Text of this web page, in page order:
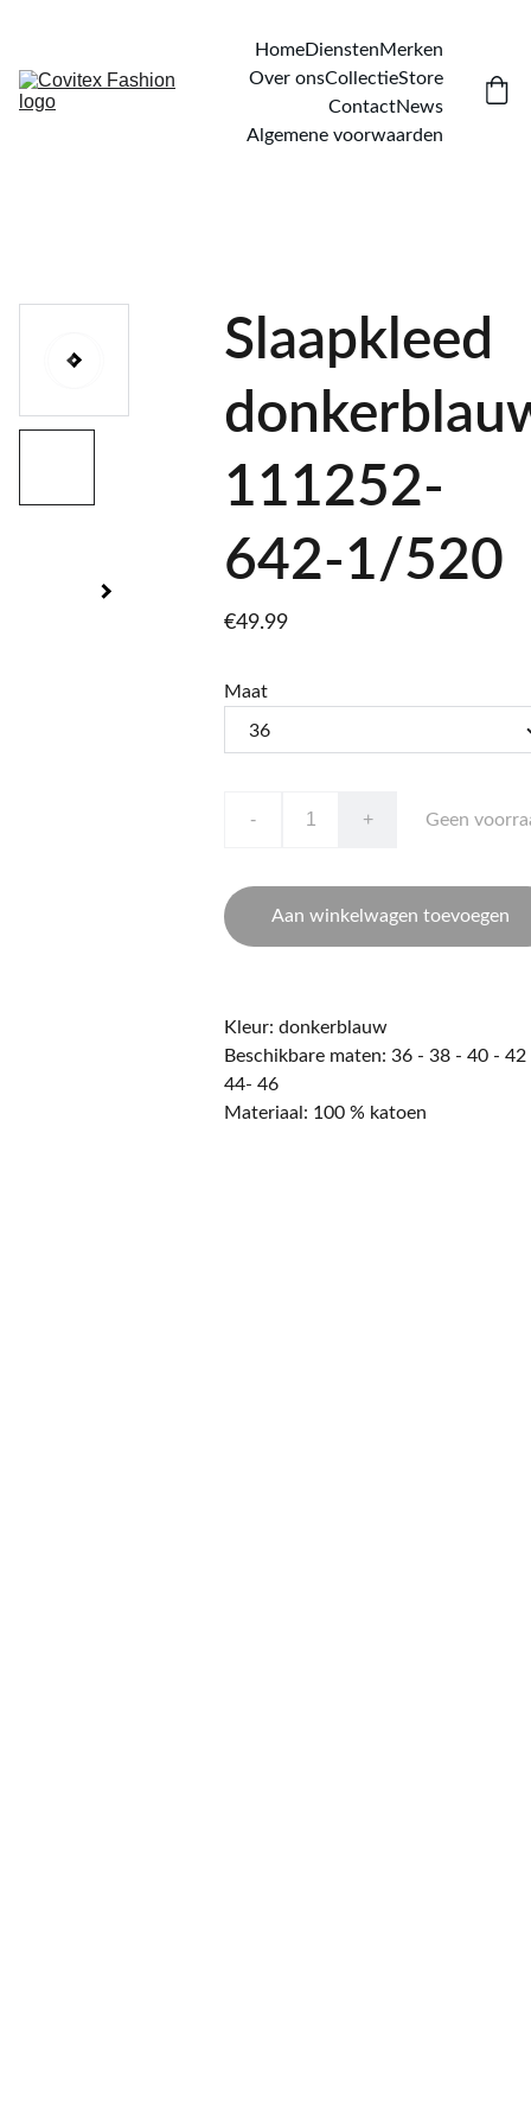
HomeDienstenMerken
Over onsCollectieStore
ContactNews
Algemene voorwaarden
Slaapkleed
111252-
642-1/520
€49.99
Maat
- + Geen
Aan winkelwagen toevoegen
Kleur: donkerblauw
Beschikbare maten: 36 - 38 - 40 - 42
44- 46
Materiaal: 100 % katoen